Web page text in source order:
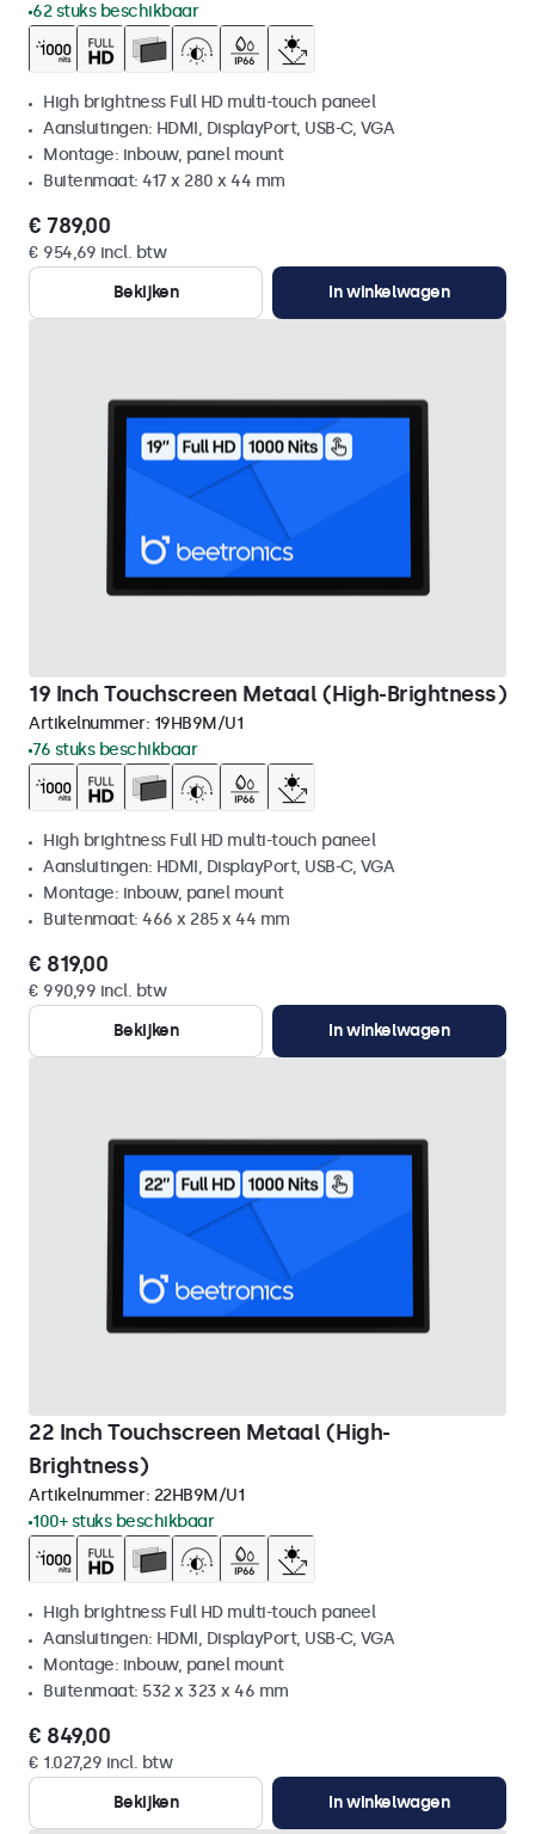
62 stuks beschikbaar
High brightness Full HD multi-touch paneel
Aansluitingen: HDMI, DisplayPort, USB-C, VGA
Montage: inbouw, panel mount
Buitenmaat: 417 x 280 x 44 mm
€ 789,00
€ 954,69 incl. btw
Bekijken
In winkelwagen
19 Inch Touchscreen Metaal (High-Brightness)
Artikelnummer: 19HB9M/U1
76 stuks beschikbaar
High brightness Full HD multi-touch paneel
Aansluitingen: HDMI, DisplayPort, USB-C, VGA
Montage: inbouw, panel mount
Buitenmaat: 466 x 285 x 44 mm
€ 819,00
€ 990,99 incl. btw
Bekijken
In winkelwagen
22 Inch Touchscreen Metaal (High-
Brightness)
Artikelnummer: 22HB9M/U1
100+ stuks beschikbaar
High brightness Full HD multi-touch paneel
Aansluitingen: HDMI, DisplayPort, USB-C, VGA
Montage: inbouw, panel mount
Buitenmaat: 532 x 323 x 46 mm
€ 849,00
€ 1.027,29 incl. btw
Bekijken
In winkelwagen